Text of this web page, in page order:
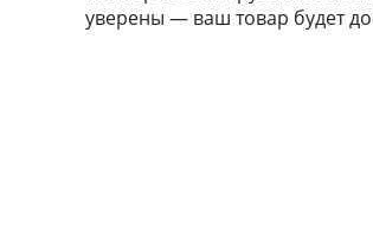
уверены — ваш товар будет